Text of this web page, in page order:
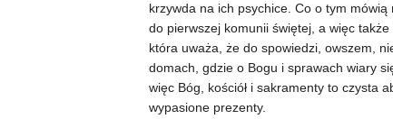
krzywda na ich psychice. Co o tym
do pierwszej komunii świętej, a więc
która uważa, że do spowiedzi, owszem,
domach, gdzie o Bogu i sprawach wiary
więc Bóg, kościół i sakramenty to czysta
wypasione prezenty.